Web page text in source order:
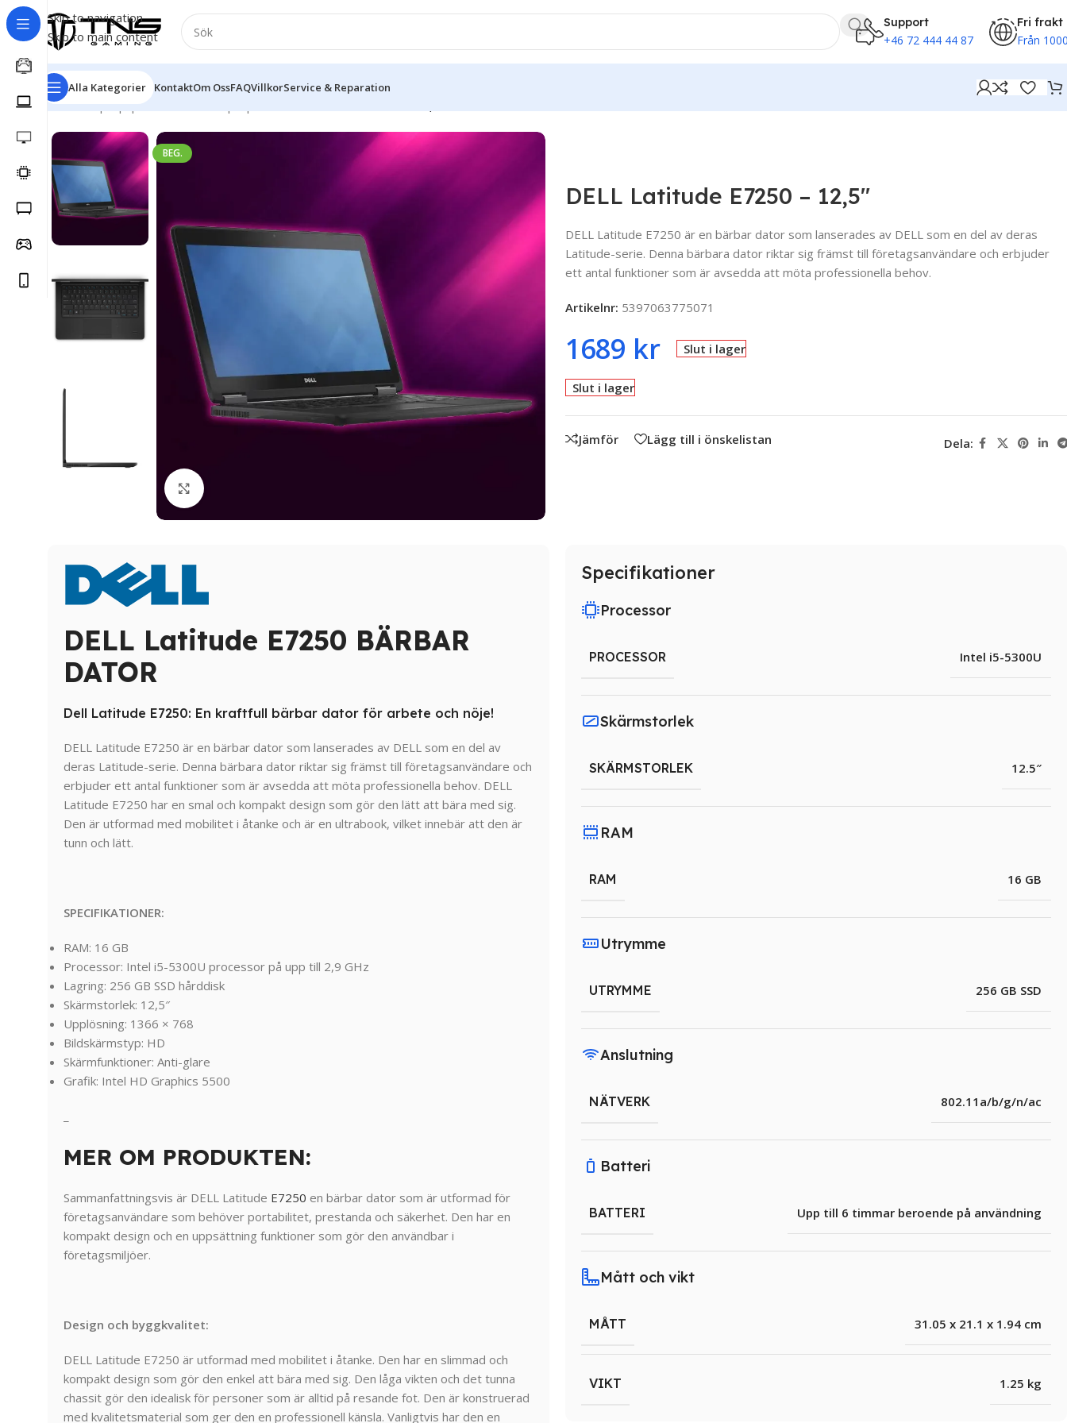
Skip to navigation
Skip to main content
Support
+46 72 444 44 87
Fri frakt
Från
Alla Kategorier KontaktOm OssFAQVillkorService & Reparation
Hem/Laptop | Bärbar dator
BEG.
DELL Latitude E7250 – 12,5″
DELL Latitude E7250 är en bärbar dator som lanserades av DELL som en del av deras
Latitude-serie. Denna bärbara dator riktar sig främst till företagsanvändare och erbjuder
ett antal funktioner som är avsedda att möta professionella behov.
Artikelnr: 5397063775071
1689 kr Slut i lager
Slut i lager
Jämför Lägg till i önskelistan Dela:
DELL Latitude E7250 BÄRBAR
DATOR
Dell Latitude E7250: En kraftfull bärbar dator för arbete och nöje!
DELL Latitude E7250 är en bärbar dator som lanserades av DELL som en del av
deras Latitude-serie. Denna bärbara dator riktar sig främst till företagsanvändare och
erbjuder ett antal funktioner som är avsedda att möta professionella behov. DELL
Latitude E7250 har en smal och kompakt design som gör den lätt att bära med sig.
Den är utformad med mobilitet i åtanke och är en ultrabook, vilket innebär att den är
tunn och lätt.
SPECIFIKATIONER:
RAM: 16 GB
Processor: Intel i5-5300U processor på upp till 2,9 GHz
Lagring: 256 GB SSD hårddisk
Skärmstorlek: 12,5″
Upplösning: 1366 × 768
Bildskärmstyp: HD
Skärmfunktioner: Anti-glare
Grafik: Intel HD Graphics 5500
MER OM PRODUKTEN:
Sammanfattningsvis är DELL Latitude E7250 en bärbar dator som är utformad för
företagsanvändare som behöver portabilitet, prestanda och säkerhet. Den har en
kompakt design och en uppsättning funktioner som gör den användbar i
företagsmiljöer.
Design och byggkvalitet:
DELL Latitude E7250 är utformad med mobilitet i åtanke. Den har en slimmad och
kompakt design som gör den enkel att bära med sig. Den låga vikten och det tunna
chassit gör den idealisk för personer som är alltid på resande fot. Den är konstruerad
med kvalitetsmaterial som ger den en professionell känsla. Vanligtvis har den en
Specifikationer
Processor
PROCESSOR Intel i5-5300U
Skärmstorlek
SKÄRMSTORLEK 12.5″
RAM
RAM 16 GB
Utrymme
UTRYMME 256 GB SSD
Anslutning
NÄTVERK 802.11a/b/g/n/ac
Batteri
BATTERI Upp till 6 timmar beroende på användning
Mått och vikt
MÅTT 31.05 x 21.1 x 1.94 cm
VIKT 1.25 kg